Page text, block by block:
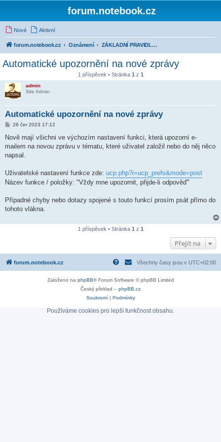
forum.notebook.cz
Nové Aktivní
forum.notebook.cz Oznámení ZÁKLADNÍ PRAVIDLA, oznámení, upozornění, důležité ...
Automatické upozornění na nové zprávy
1 příspěvek • Stránka 1 z 1
admin
Site Admin
Automatické upozornění na nové zprávy
P
í
p
ě
v
k
26 čer 2023 17:12
Nově mají všichni ve výchozím nastavení funkci, která upozorní e-
mailem na novou zprávu v tématu, které uživatel založil nebo do něj něco
napsal.
Uživatelské nastavení funkce zde: ucp.php?i=ucp_prefs&mode=post
Název funkce / položky: "Vždy mne upozornit, přijde-li odpověď"
Případné chyby nebo dotazy spojené s touto funkcí prosím psát přímo do
tohoto vlákna.
1 příspěvek • Stránka 1 z 1
Přejít na
forum.notebook.cz Všechny časy jsou v UTC+02:00
Založeno na phpBB® Forum Software © phpBB Limited
Český překlad – phpBB.cz
Soukromí| Podmínky
Používáme cookies pro lepší funkčnost obsahu.